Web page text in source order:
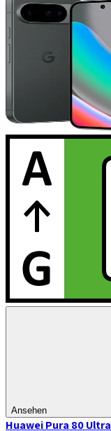
Ansehen
Huawei Pura 80 Ultra